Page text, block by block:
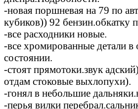
-новая поршневая на 79 по
кубиков)) 92 бензин.обкатку
-все расходники новые.
-все хромированные детали в
состоянии.
-стоят прямотоки.звук
отдам стоковые выхлопухи).
-гонял в небольшие
-перья вилки